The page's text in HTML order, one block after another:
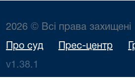
2026 © Всі права захищені
Про суд Прес-центр
v1.38.1